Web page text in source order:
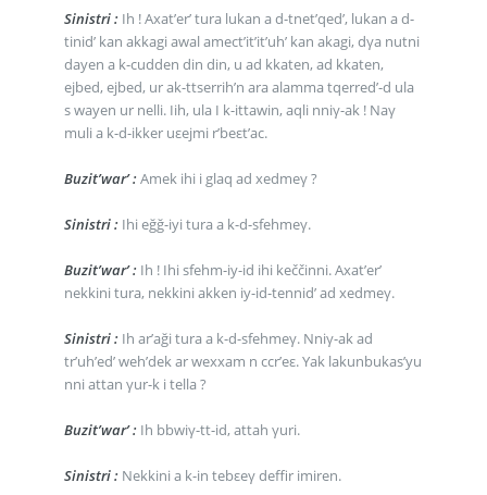
Sinistri : Ih ! Axat’er’ tura lukan a d-tnet’qed’, lukan a d-
tinid’ kan akkagi awal amect’it’it’uh’ kan akagi, dγa nutni
dayen a k-cudden din din, u ad kkaten, ad kkaten,
ejbed, ejbed, ur ak-ttserrih’n ara alamma tqerred’-d ula
s wayen ur nelli. Iih, ula I k-ittawin, aqli nniγ-ak ! Naγ
muli a k-d-ikker uεejmi r’beεt’ac.
Buzit’war’ : Amek ihi i glaq ad xedmeγ ?
Sinistri : Ihi eğğ-iyi tura a k-d-sfehmeγ.
Buzit’war’ : Ih ! Ihi sfehm-iy-id ihi keččinni. Axat’er’
nekkini tura, nekkini akken iy-id-tennid’ ad xedmeγ.
Sinistri : Ih ar’aği tura a k-d-sfehmeγ. Nniγ-ak ad
tr’uh’ed’ weh’dek ar wexxam n ccr’eε. Yak lakunbukas’yu
nni attan γur-k i tella ?
Buzit’war’ : Ih bbwiγ-tt-id, attah γuri.
Sinistri : Nekkini a k-in tebεeγ deffir imiren.